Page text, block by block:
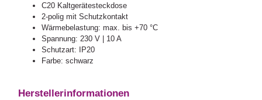
C20 Kaltgerätesteckdose
2-polig mit Schutzkontakt
Wärmebelastung: max. bis +70 °C
Spannung: 230 V | 10 A
Schutzart: IP20
Farbe: schwarz
Herstellerinformationen